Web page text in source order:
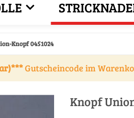
Knopf 0451024
Gutscheincode im
Knopf